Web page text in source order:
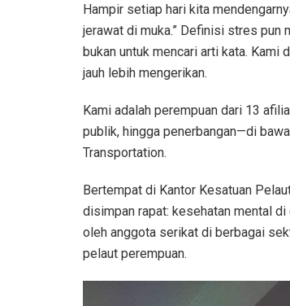
Hampir setiap hari kita
jerawat di muka.” Definisi stres pun
bukan untuk mencari arti kata. Kami
jauh lebih mengerikan.
Kami adalah perempuan dari 13
publik, hingga penerbangan—di
Transportation.
Bertempat di Kantor Kesatuan
disimpan rapat: kesehatan mental
oleh anggota serikat di berbagai
pelaut perempuan.